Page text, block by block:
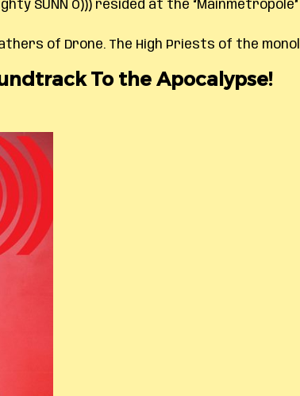
SUNN O))) resided at the
of Drone. The High Priests of the
To the Apocalypse!